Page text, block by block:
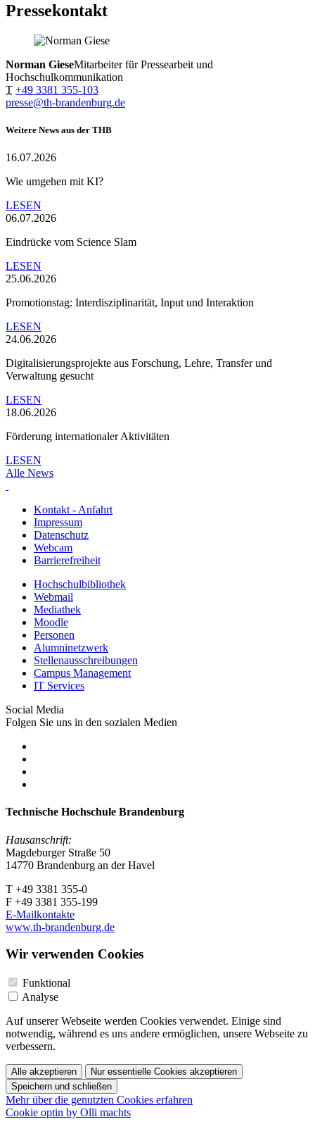
Pressekontakt
Norman GieseMitarbeiter für Pressearbeit und
Hochschulkommunikation
T +49 3381 355-103
presse@th-brandenburg.de
Weitere News aus der THB
16.07.2026
Wie umgehen mit KI?
LESEN
06.07.2026
Eindrücke vom Science Slam
LESEN
25.06.2026
Promotionstag: Interdisziplinarität, Input und Interaktion
LESEN
24.06.2026
Digitalisierungsprojekte aus Forschung, Lehre, Transfer und
Verwaltung gesucht
LESEN
18.06.2026
Förderung internationaler Aktivitäten
LESEN
Alle News
Kontakt - Anfahrt
Impressum
Datenschutz
Webcam
Barrierefreiheit
Hochschulbibliothek
Webmail
Mediathek
Moodle
Personen
Alumninetzwerk
Stellenausschreibungen
Campus Management
IT Services
Social Media
Folgen Sie uns in den sozialen Medien
Technische Hochschule Brandenburg
Hausanschrift:
Magdeburger Straße 50
14770 Brandenburg an der Havel
T +49 3381 355-0
F +49 3381 355-199
E-Mailkontakte
www.th-brandenburg.de
Wir verwenden Cookies
Funktional
Analyse
Auf unserer Webseite werden Cookies verwendet. Einige sind
notwendig, während es uns andere ermöglichen, unsere Webseite zu
verbessern.
Alle akzeptieren
Nur essentielle Cookies akzeptieren
Speichern und schließen
Mehr über die genutzten Cookies erfahren
Cookie optin by Olli machts